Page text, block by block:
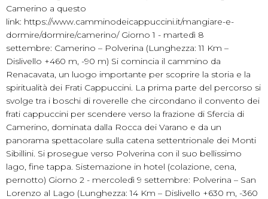
Camerino a questo
link: https://www.camminodeicappuccini.it/mangiare-e-
dormire/dormire/camerino/ Giorno 1 - martedì 8
settembre: Camerino – Polverina (Lunghezza: 11 Km –
Dislivello +460 m, -90 m) Si comincia il cammino da
Renacavata, un luogo importante per scoprire la storia e la
spiritualità dei Frati Cappuccini. La prima parte del percorso si
svolge tra i boschi di roverelle che circondano il convento dei
frati cappuccini per scendere verso la frazione di Sfercia di
Camerino, dominata dalla Rocca dei Varano e da un
panorama spettacolare sulla catena settentrionale dei Monti
Sibillini. Si prosegue verso Polverina con il suo bellissimo
lago, fine tappa. Sistemazione in hotel (colazione, cena,
pernotto) Giorno 2 - mercoledì 9 settembre: Polverina – San
Lorenzo al Lago (Lunghezza: 14 Km – Dislivello +630 m, -360